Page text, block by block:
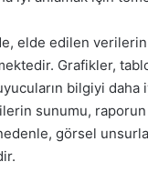
elde edilen verilerin
Grafikler,
bilgiyi daha
sunumu,
görsel